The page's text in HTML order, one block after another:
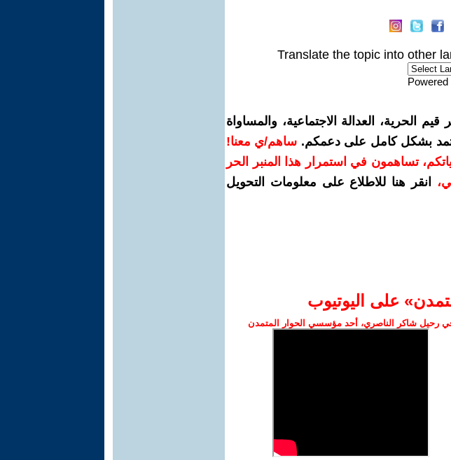
Translate the topic into other
Powered
العدالة الاجتماعية، والمساواة
بشكل كامل على دعمكم. ساهم/ي معنا!
إمكانياتكم، تساهمون في استمرار هذا المنبر الحر
،
انقر هنا للاطلاع على معلومات التحويل
على اليوتيوب
رحيل شاكر الناصري، أحد مؤسسي الحوار المتمدن